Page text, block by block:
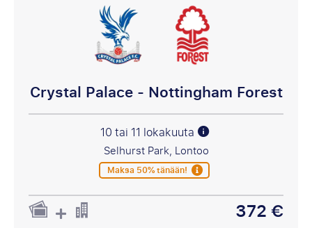
Crystal Palace - Nottingham Forest
10 tai 11 lokakuuta
Selhurst Park, Lontoo
Maksa 50% tänään!
372 €